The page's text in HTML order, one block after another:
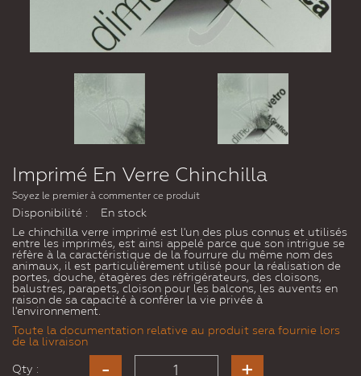
Imprimé En Verre Chinchilla
Soyez le premier à commenter ce produit
Disponibilité :
En stock
Le chinchilla verre imprimé est l'un des plus connus et utilisés
entre les imprimés, est ainsi appelé parce que son intrigue se
réfère à la caractéristique de la fourrure du même nom des
animaux, il est particulièrement utilisé pour la réalisation de
portes, douche, étagères des réfrigérateurs, des cloisons,
balustres, parapets, cloison pour les balcons, les auvents en
raison de sa capacité à conférer la vie privée à
l'environnement.
Toute la documentation relative au produit sera fournie lors
de la livraison
Qty :